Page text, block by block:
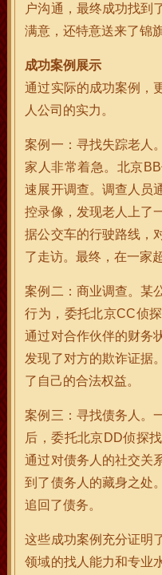
户沟通，最终成功找到
满意，还特意送来了锦
成功案例展示
通过实际的成功案例，
人公司的实力。
案例一：寻找失踪老人
家人非常着急。北京
速展开调查。调查人员
控录像，发现老人上了
据公交车的行驶路线，
了走访。最终，在一家
案例二：商业调查。某
行为，委托北京CC侦
通过对合作伙伴的财务
发现了对方的欺诈证据
了自己的合法权益。
案例三：寻找债务人。
后，委托北京DD侦探
通过对债务人的社交关
到了债务人的藏身之处
追回了债务。
这些成功案例充分证明
领域的找人能力和专业